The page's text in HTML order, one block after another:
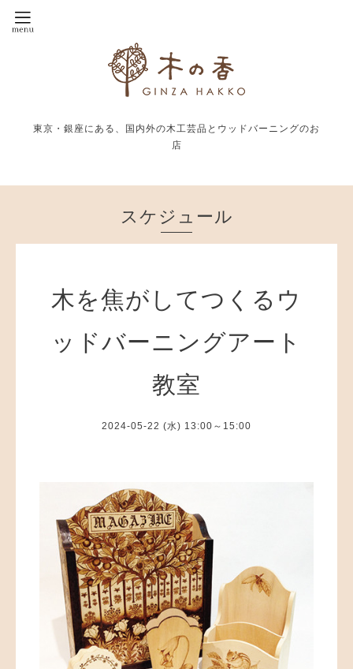
東京・銀座にある、国内外の木工芸品とウッドバーニングのお
店
スケジュール
木を焦がしてつくるウ
ッドバーニングアート
教室
2024-05-22 (水) 13:00～15:00